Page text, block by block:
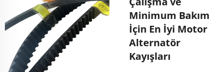
Minimum Bakım
İçin En İyi Motor
Alternatör
Kayışları